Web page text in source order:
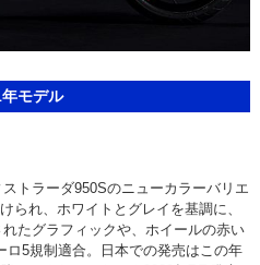
モデル
トラーダ950Sのニューカラーバリエ
られ、ホワイトとグレイを基調に、
たグラフィックや、ホイールの赤い
ロ5規制適合。日本での発売はこの年